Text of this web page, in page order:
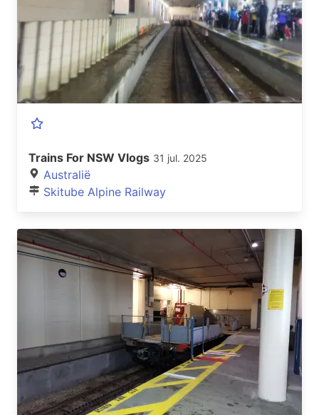
Trains For NSW Vlogs 31 jul. 2025
Australië
Skitube Alpine Railway